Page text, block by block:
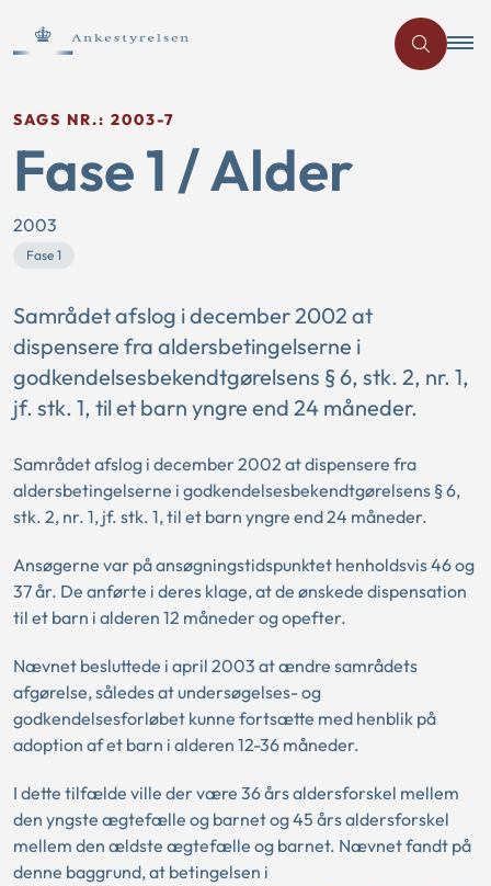
SAGS NR.: 2003-7
Fase 1 / Alder
2003
Fase 1
Samrådet afslog i december 2002 at
dispensere fra aldersbetingelserne i
godkendelsesbekendtgørelsens § 6, stk. 2, nr. 1,
jf. stk. 1, til et barn yngre end 24 måneder.
Samrådet afslog i december 2002 at dispensere fra
aldersbetingelserne i godkendelsesbekendtgørelsens § 6,
stk. 2, nr. 1, jf. stk. 1, til et barn yngre end 24 måneder.
Ansøgerne var på ansøgningstidspunktet henholdsvis 46 og
37 år. De anførte i deres klage, at de ønskede dispensation
til et barn i alderen 12 måneder og opefter.
Nævnet besluttede i april 2003 at ændre samrådets
afgørelse, således at undersøgelses- og
godkendelsesforløbet kunne fortsætte med henblik på
adoption af et barn i alderen 12-36 måneder.
I dette tilfælde ville der være 36 års aldersforskel mellem
den yngste ægtefælle og barnet og 45 års aldersforskel
mellem den ældste ægtefælle og barnet. Nævnet fandt på
denne baggrund, at betingelsen i